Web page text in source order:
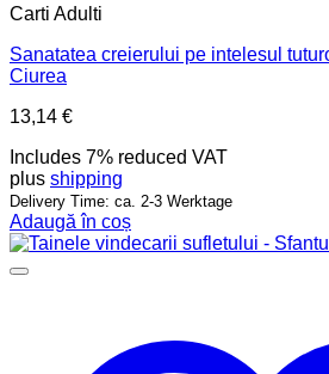
Carti Adulti
Sanatatea creierului pe intelesul
Ciurea
13,14 €
Includes 7% reduced VAT
plus shipping
Delivery Time: ca. 2-3 Werktage
Adaugă în coș